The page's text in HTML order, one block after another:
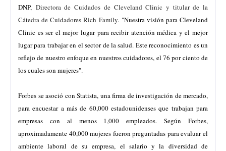
DNP, Directora de Cuidados de Cleveland Clinic y titular de la
Cátedra de Cuidadores Rich Family."Nuestra visión para Cleveland
Clinic es ser el mejor lugar para recibir atención médica y el mejor
lugar para trabajar en el sector de la salud. Este reconocimiento es un
reflejo de nuestro enfoque en nuestros cuidadores, el 76 por ciento de
los cuales son mujeres".
Forbes se asoció con Statista, una firma de investigación de mercado,
para encuestar a más de 60,000 estadounidenses que trabajan para
empresas con al menos 1,000 empleados. Según Forbes,
aproximadamente 40,000 mujeres fueron preguntadas para evaluar el
ambiente laboral de su empresa, el salario y la diversidad de